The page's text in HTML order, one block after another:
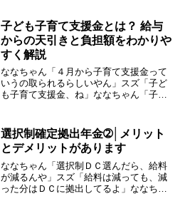
ーに、『遺品整理はおまかせくださ
い！』ってポスター、貼ってあっ...
子ども子育て支援金とは？ 給与
からの天引きと負担額をわかりや
すく解説
ななちゃん「４月から子育て支援金って
いうの取られるらしいやん」スズ「子ど
も子育て支援金、ね」ななちゃん「子ど
の給料では引かれてなかったけど？」今
日は、「子ども子育て支援金...
選択制確定拠出年金➁│メリット
とデメリットがあります
ななちゃん「選択制ＤＣ選んだら、給料
が減るんや」スズ「給料は減っても、減
った分はＤＣに拠出してるよ」ななちゃ